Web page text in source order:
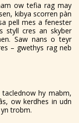
ow tefia rag may
kibya scorren pàn
pell mes a fenester
styll cres an skyber
Saw nans o teyr
– gwethys rag neb
hy mabm,
ow kerdhes in udn
trobm.